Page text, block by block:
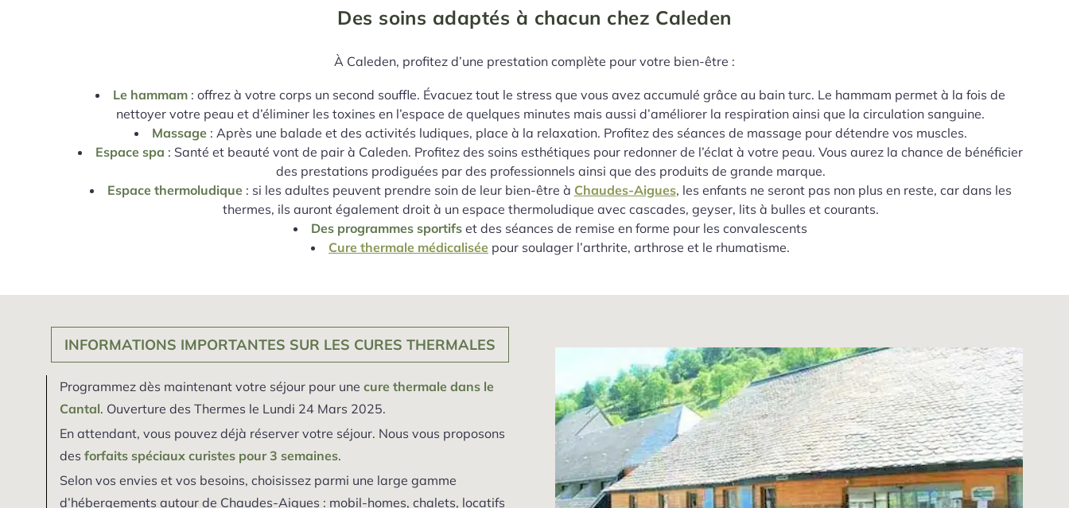
Des soins adaptés à chacun chez Caleden
À Caleden, profitez d’une prestation complète pour votre bien-être :
Le hammam : offrez à votre corps un second souffle. Évacuez tout le stress que vous avez accumulé grâce au bain turc. Le hammam permet à la fois de
nettoyer votre peau et d’éliminer les toxines en l’espace de quelques minutes mais aussi d’améliorer la respiration ainsi que la circulation sanguine.
Massage : Après une balade et des activités ludiques, place à la relaxation. Profitez des séances de massage pour détendre vos muscles.
Espace spa : Santé et beauté vont de pair à Caleden. Profitez des soins esthétiques pour redonner de l’éclat à votre peau. Vous aurez la chance de bénéficier
des prestations prodiguées par des professionnels ainsi que des produits de grande marque.
Espace thermoludique : si les adultes peuvent prendre soin de leur bien-être à Chaudes-Aigues, les enfants ne seront pas non plus en reste, car dans les
thermes, ils auront également droit à un espace thermoludique avec cascades, geyser, lits à bulles et courants.
Des programmes sportifs et des séances de remise en forme pour les convalescents
Cure thermale médicalisée pour soulager l’arthrite, arthrose et le rhumatisme.
INFORMATIONS IMPORTANTES SUR LES CURES THERMALES
Programmez dès maintenant votre séjour pour une cure thermale dans le
Cantal. Ouverture des Thermes le Lundi 24 Mars 2025.
En attendant, vous pouvez déjà réserver votre séjour. Nous vous proposons
des forfaits spéciaux curistes pour 3 semaines.
Selon vos envies et vos besoins, choisissez parmi une large gamme
d’hébergements autour de Chaudes-Aigues : mobil-homes, chalets, locatifs